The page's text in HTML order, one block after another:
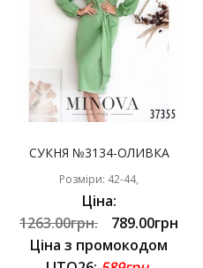
СУКНЯ №3134-ОЛИВКА
Розміри: 42-44,
Ціна:
1263.00грн.
789.00грн
Ціна з промокодом